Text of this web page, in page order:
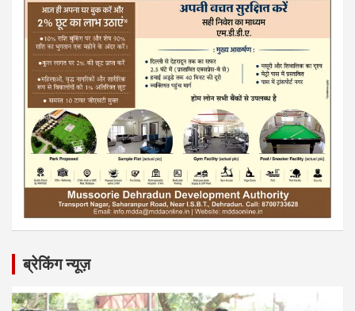
ब्रेकिंग न्यूज़